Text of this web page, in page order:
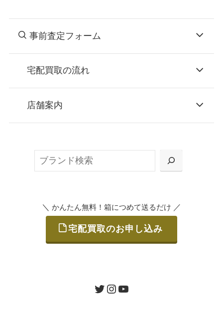
事前査定フォーム
宅配買取の流れ
お申込み
または梱包材不要の「集荷申込」からお選び
ご発送
店舗案内
＼ かんたん無料！箱につめて送るだけ ／
宅配買取のお申し込み
ツイッターインスタグラムユーチューブ